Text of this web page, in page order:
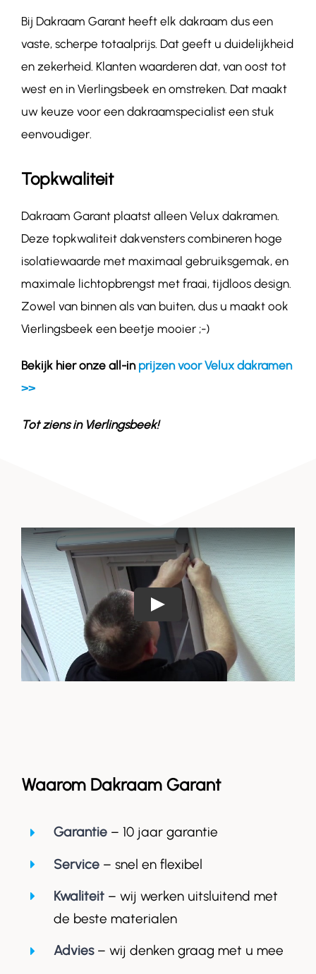
Bij Dakraam Garant heeft elk dakraam dus een
vaste, scherpe totaalprijs. Dat geeft u duidelijkheid
en zekerheid. Klanten waarderen dat, van oost tot
west en in Vierlingsbeek en omstreken. Dat maakt
uw keuze voor een dakraamspecialist een stuk
eenvoudiger.
Topkwaliteit
Dakraam Garant plaatst alleen Velux dakramen.
Deze topkwaliteit dakvensters combineren hoge
isolatiewaarde met maximaal gebruiksgemak, en
maximale lichtopbrengst met fraai, tijdloos design.
Zowel van binnen als van buiten, dus u maakt ook
Vierlingsbeek een beetje mooier ;-)
Bekijk hier onze all-in prijzen voor Velux dakramen
>>
Tot ziens in Vierlingsbeek!
Waarom Dakraam Garant
Garantie– 10 jaar garantie
Service – snel en flexibel
Kwaliteit– wij werken uitsluitend met
de beste materialen
Advies– wij denken graag met u mee